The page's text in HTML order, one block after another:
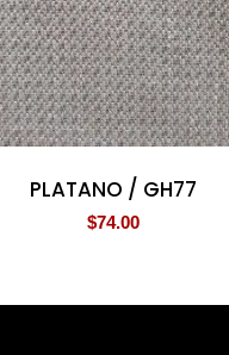
PLATANO / GH77
$74.00